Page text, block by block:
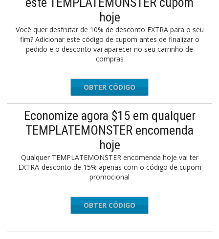
hoje
Você quer desfrutar de 10% de desconto EXTRA para o seu
fim? Adicionar este código de cupom antes de finalizar o
pedido e o desconto vai aparecer no seu carrinho de
compras
72lglum
OBTER CÓDIGO
Economize agora $15 em qualquer
TEMPLATEMONSTER encomenda
hoje
Qualquer TEMPLATEMONSTER encomenda hoje vai ter
EXTRA-desconto de 15% apenas com o código de cupom
promocional
87gkz80
OBTER CÓDIGO